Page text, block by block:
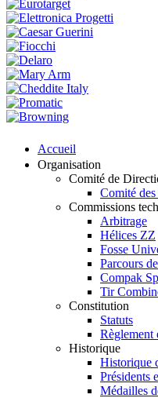
Accueil
Organisation
Comité de
Comité des
Commissions
Arbitrage
Hélices ZZ
Fosse
Parcours
Compak
Tir
Constitution
Statuts
Règlement
Historique
Historique
Présidents
Médailles